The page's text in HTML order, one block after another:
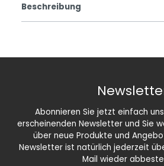
Beschreibung
Abonnieren Sie jetzt einfach
erscheinenden Newsletter und Sie
über neue Produkte und
Newsletter ist natürlich jederzeit
Mail wieder